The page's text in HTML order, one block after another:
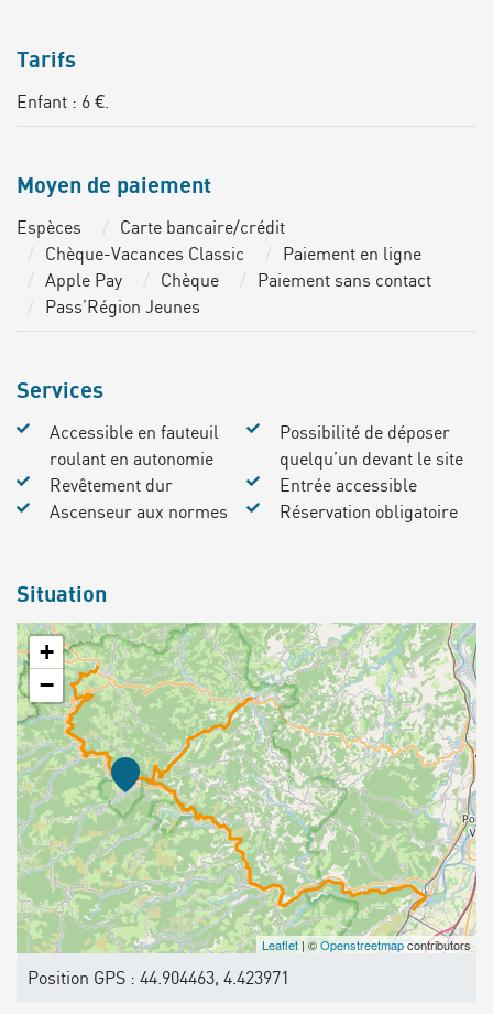
Tarifs
Enfant : 6 €.
Moyen de paiement
Espèces
Carte bancaire/crédit
Chèque-Vacances Classic
Paiement en ligne
Apple Pay
Chèque
Paiement sans contact
Pass’Région Jeunes
Services
Accessible en fauteuil
roulant en autonomie
Possibilité de déposer
quelqu’un devant le site
Revêtement dur
Entrée accessible
Ascenseur aux normes
Réservation obligatoire
Situation
+
−
Leaflet | ©Openstreetmapcontributors
Position GPS : 44.904463, 4.423971